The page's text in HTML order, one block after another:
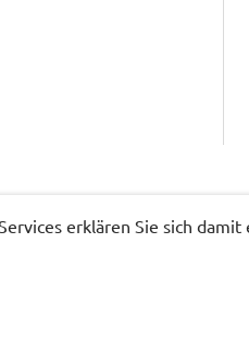
erklären Sie sich damit